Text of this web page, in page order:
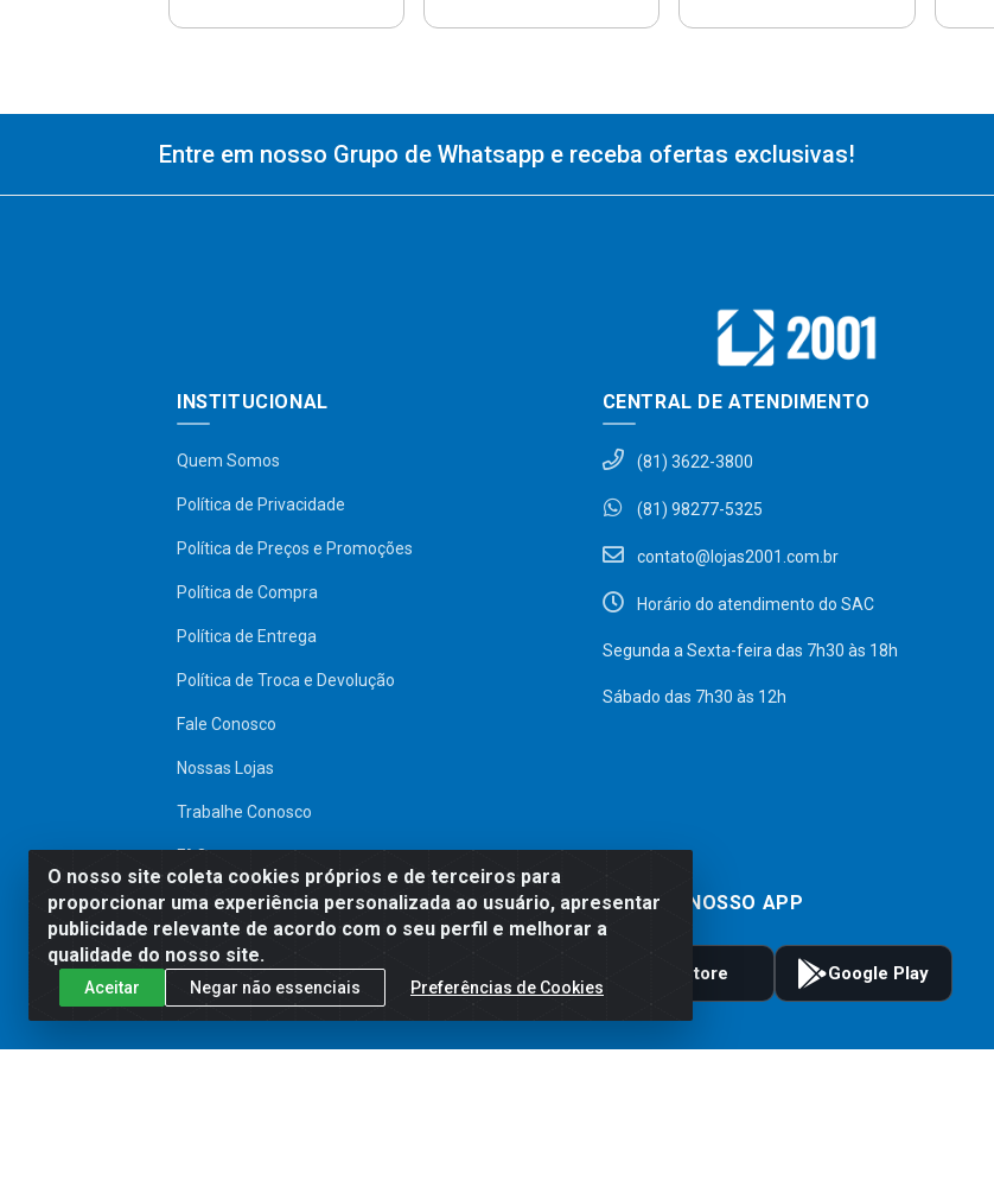
O nosso site coleta cookies próprios e de terceiros para
proporcionar uma experiência personalizada ao usuário, apresentar
publicidade relevante de acordo com o seu perfil e melhorar a
qualidade do nosso site.
Aceitar Negar não essenciais Preferências de Cookies
Entre em nosso Grupo de Whatsapp e receba ofertas exclusivas!
INSTITUCIONAL
Quem Somos
Política de Privacidade
Política de Preços e Promoções
Política de Compra
Política de Entrega
Política de Troca e Devolução
Fale Conosco
Nossas Lojas
Trabalhe Conosco
FAQ
CENTRAL DE ATENDIMENTO
(81) 3622-3800
(81) 98277-5325
contato@lojas2001.com.br
Horário do atendimento do SAC
Segunda a Sexta-feira das 7h30 às 18h
Sábado das 7h30 às 12h
SITE SEGURO BAIXE JÁ NOSSO APP